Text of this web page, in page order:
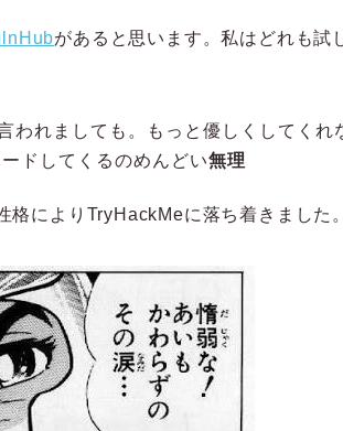
があると思います。私はどれも試
れましても。もっと優しくしてくれ
ドしてくるのめんどい無理
によりTryHackMeに落ち着きました。